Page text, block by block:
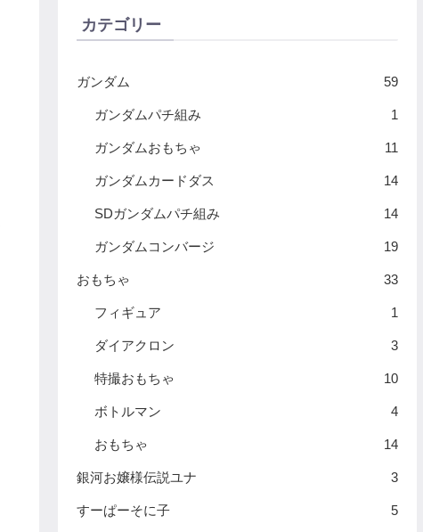
カテゴリー
ガンダム 59
ガンダムパチ組み 1
ガンダムおもちゃ 11
ガンダムカードダス 14
SDガンダムパチ組み 14
ガンダムコンバージ 19
おもちゃ 33
フィギュア 1
ダイアクロン 3
特撮おもちゃ 10
ボトルマン 4
おもちゃ 14
銀河お嬢様伝説ユナ 3
すーぱーそに子 5